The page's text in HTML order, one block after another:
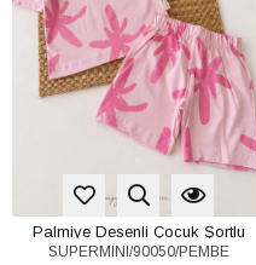
Palmiye Desenli Çocuk Şortlu
Takım (%100 Pamuk)(2-3-4-5 Yaş)
SUPERMINI/90050/PEMBE